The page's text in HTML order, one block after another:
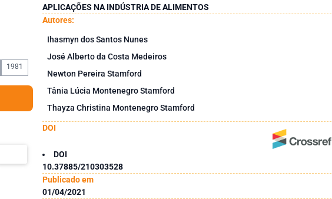
1981
APLICAÇÕES NA INDÚSTRIA DE ALIMENTOS
Autores:
Ihasmyn dos Santos Nunes
José Alberto da Costa Medeiros
Newton Pereira Stamford
Tânia Lúcia Montenegro Stamford
Thayza Christina Montenegro Stamford
DOI
DOI
10.37885/210303528
Publicado em
01/04/2021